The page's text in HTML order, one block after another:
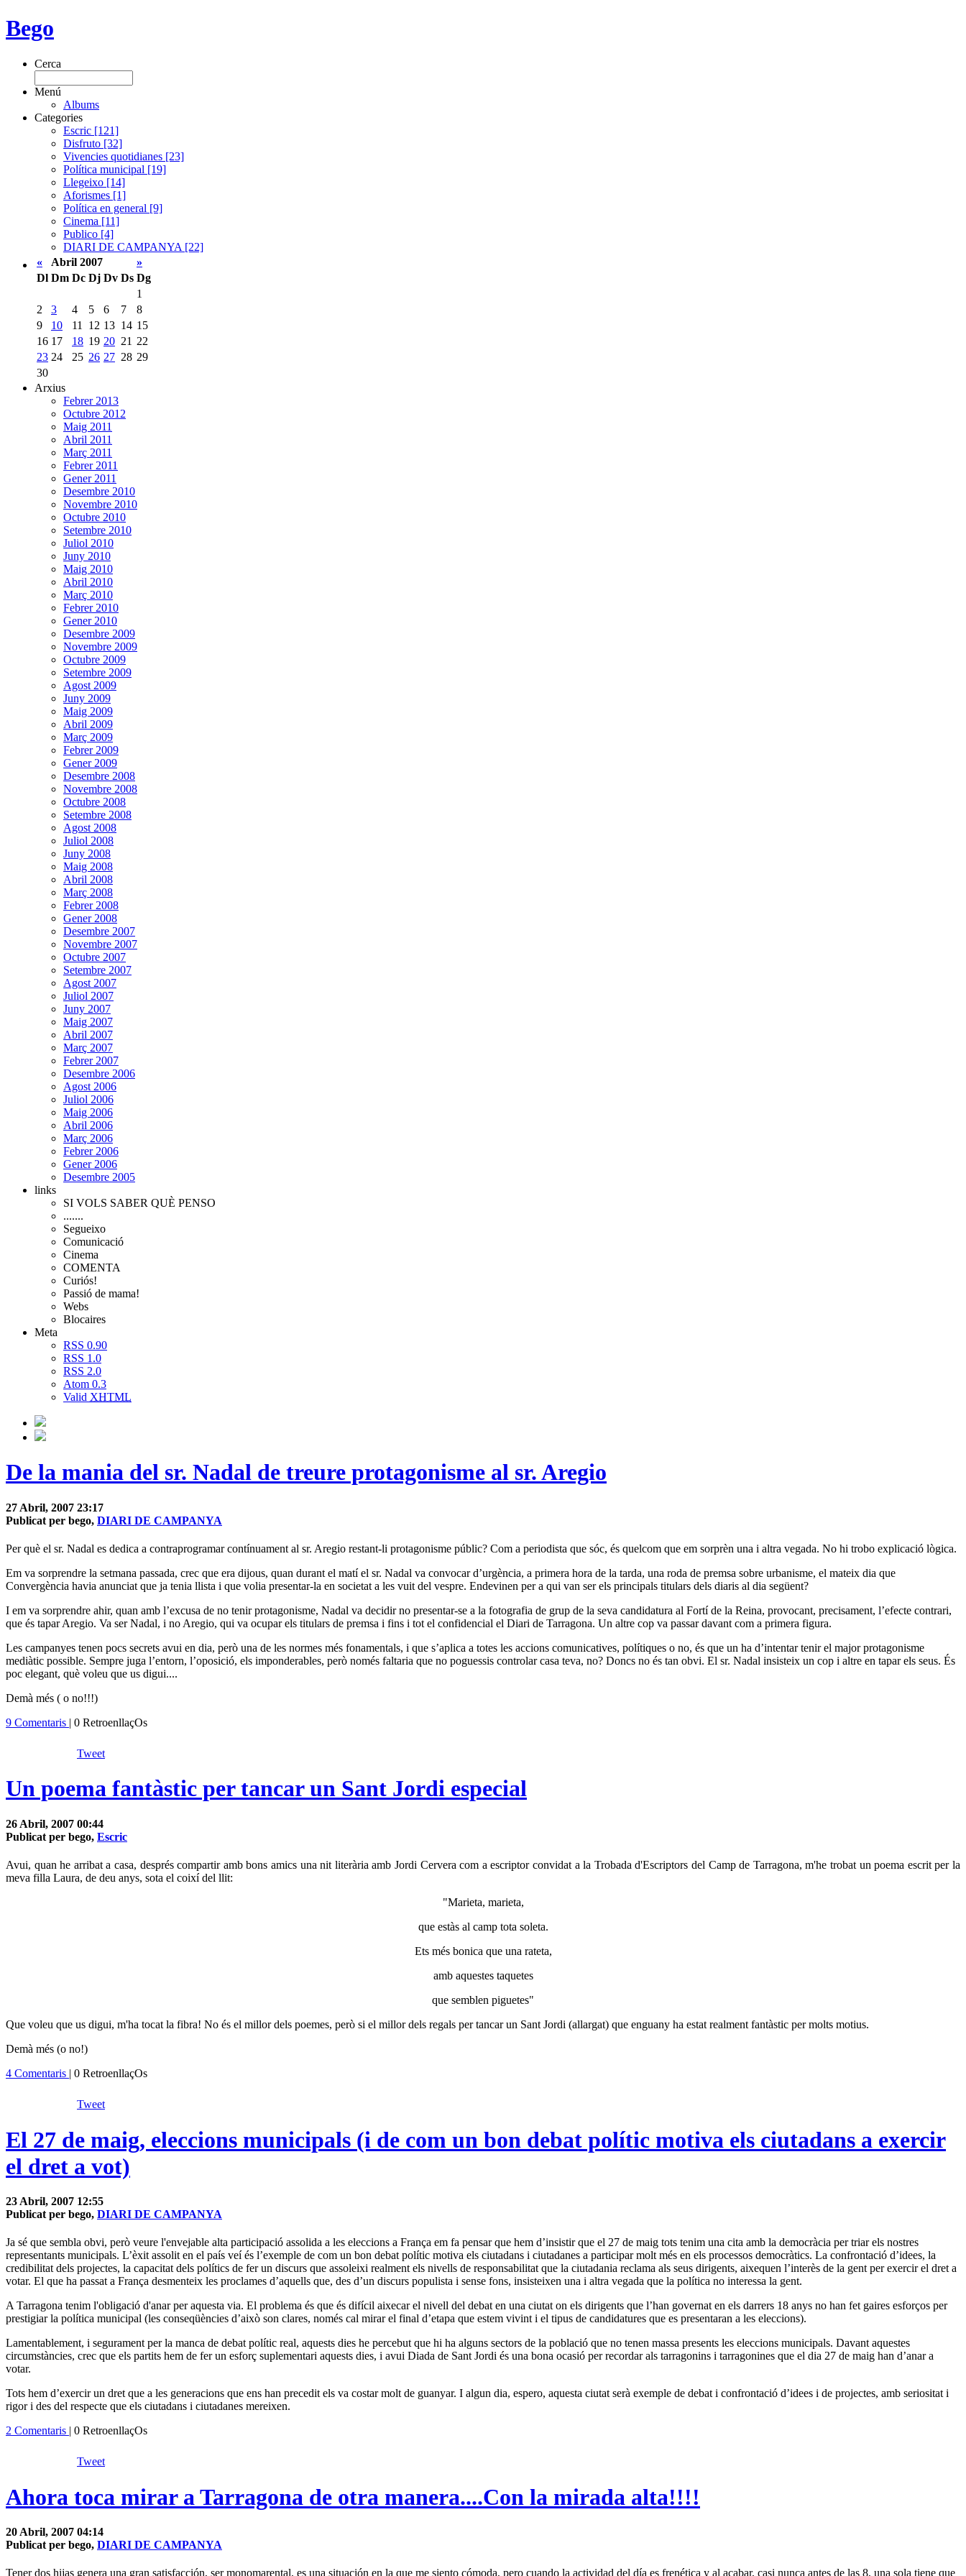
Bego
Cerca
Menú
Albums
Categories
Escric [121]
Disfruto [32]
Vivencies quotidianes [23]
Política municipal [19]
Llegeixo [14]
Aforismes [1]
Política en general [9]
Cinema [11]
Publico [4]
DIARI DE CAMPANYA [22]
«
Abril 2007
»
Dl Dm Dc Dj Dv Ds Dg
1
2
3 4 5 6 7
8
9
10 11 12 13 14 15
16 17 18 19 20 21 22
23 24 25 26 27 28 29
30
Arxius
Febrer 2013
Octubre 2012
Maig 2011
Abril 2011
Març 2011
Febrer 2011
Gener 2011
Desembre 2010
Novembre 2010
Octubre 2010
Setembre 2010
Juliol 2010
Juny 2010
Maig 2010
Abril 2010
Març 2010
Febrer 2010
Gener 2010
Desembre 2009
Novembre 2009
Octubre 2009
Setembre 2009
Agost 2009
Juny 2009
Maig 2009
Abril 2009
Març 2009
Febrer 2009
Gener 2009
Desembre 2008
Novembre 2008
Octubre 2008
Setembre 2008
Agost 2008
Juliol 2008
Juny 2008
Maig 2008
Abril 2008
Març 2008
Febrer 2008
Gener 2008
Desembre 2007
Novembre 2007
Octubre 2007
Setembre 2007
Agost 2007
Juliol 2007
Juny 2007
Maig 2007
Abril 2007
Març 2007
Febrer 2007
Desembre 2006
Agost 2006
Juliol 2006
Maig 2006
Abril 2006
Març 2006
Febrer 2006
Gener 2006
Desembre 2005
links
SI VOLS SABER QUÈ PENSO
.......
Segueixo
Comunicació
Cinema
COMENTA
Curiós!
Passió de mama!
Webs
Blocaires
Meta
RSS 0.90
RSS 1.0
RSS 2.0
Atom 0.3
Valid XHTML
De la mania del sr. Nadal de treure protagonisme al sr. Aregio
27 Abril, 2007 23:17
Publicat per bego, DIARI DE CAMPANYA
Per què el sr. Nadal es dedica a contraprogramar contínuament al sr. Aregio restant-li protagonisme públic? Com a periodista que sóc, és quelcom que em sorprèn una i altra vegada. No hi trobo explicació lògica.
Em va sorprendre la setmana passada, crec que era dijous, quan durant el matí el sr. Nadal va convocar d’urgència, a primera hora de la tarda, una roda de premsa sobre urbanisme, el mateix dia que
Convergència havia anunciat que ja tenia llista i que volia presentar-la en societat a les vuit del vespre. Endevinen per a qui van ser els principals titulars dels diaris al dia següent?
I em va sorprendre ahir, quan amb l’excusa de no tenir protagonisme, Nadal va decidir no presentar-se a la fotografia de grup de la seva candidatura al Fortí de la Reina, provocant, precisament, l’efecte contrari,
que és tapar Aregio. Va ser Nadal, i no Aregio, qui va ocupar els titulars de premsa i fins i tot el confidencial el Diari de Tarragona. Un altre cop va passar davant com a primera figura.
Les campanyes tenen pocs secrets avui en dia, però una de les normes més fonamentals, i que s’aplica a totes les accions comunicatives, polítiques o no, és que un ha d’intentar tenir el major protagonisme
mediàtic possible. Sempre juga l’entorn, l’oposició, els imponderables, però només faltaria que no poguessis controlar casa teva, no? Doncs no és tan obvi. El sr. Nadal insisteix un cop i altre en tapar els seus. És
poc elegant, què voleu que us digui....
Demà més ( o no!!!)
9 Comentaris | 0 RetroenllaçOs
Tweet
Un poema fantàstic per tancar un Sant Jordi especial
26 Abril, 2007 00:44
Publicat per bego, Escric
Avui, quan he arribat a casa, després compartir amb bons amics una nit literària amb Jordi Cervera com a escriptor convidat a la Trobada d'Escriptors del Camp de Tarragona, m'he trobat un poema escrit per la
meva filla Laura, de deu anys, sota el coixí del llit:
"Marieta, marieta,
que estàs al camp tota soleta.
Ets més bonica que una rateta,
amb aquestes taquetes
que semblen piguetes"
Que voleu que us digui, m'ha tocat la fibra! No és el millor dels poemes, però si el millor dels regals per tancar un Sant Jordi (allargat) que enguany ha estat realment fantàstic per molts motius.
Demà més (o no!)
4 Comentaris | 0 RetroenllaçOs
Tweet
El 27 de maig, eleccions municipals (i de com un bon debat polític motiva els ciutadans a exercir
el dret a vot)
23 Abril, 2007 12:55
Publicat per bego, DIARI DE CAMPANYA
Ja sé que sembla obvi, però veure l'envejable alta participació assolida a les eleccions a França em fa pensar que hem d’insistir que el 27 de maig tots tenim una cita amb la democràcia per triar els nostres
representants municipals. L’èxit assolit en el país veí és l’exemple de com un bon debat polític motiva els ciutadans i ciutadanes a participar molt més en els processos democràtics. La confrontació d’idees, la
credibilitat dels projectes, la capacitat dels polítics de fer un discurs que assoleixi realment els nivells de responsabilitat que la ciutadania reclama als seus dirigents, aixequen l’interès de la gent per exercir el dret a
votar. El que ha passat a França desmenteix les proclames d’aquells que, des d’un discurs populista i sense fons, insisteixen una i altra vegada que la política no interessa la gent.
A Tarragona tenim l'obligació d'anar per aquesta via. El problema és que és difícil aixecar el nivell del debat en una ciutat on els dirigents que l’han governat en els darrers 18 anys no han fet gaires esforços per
prestigiar la política municipal (les conseqüències d’això son clares, només cal mirar el final d’etapa que estem vivint i el tipus de candidatures que es presentaran a les eleccions).
Lamentablement, i segurament per la manca de debat polític real, aquests dies he percebut que hi ha alguns sectors de la població que no tenen massa presents les eleccions municipals. Davant aquestes
circumstàncies, crec que els partits hem de fer un esforç suplementari aquests dies, i avui Diada de Sant Jordi és una bona ocasió per recordar als tarragonins i tarragonines que el dia 27 de maig han d’anar a
votar.
Tots hem d’exercir un dret que a les generacions que ens han precedit els va costar molt de guanyar. I algun dia, espero, aquesta ciutat serà exemple de debat i confrontació d’idees i de projectes, amb seriositat i
rigor i des del respecte que els ciutadans i ciutadanes mereixen.
2 Comentaris | 0 RetroenllaçOs
Tweet
Ahora toca mirar a Tarragona de otra manera....Con la mirada alta!!!!
20 Abril, 2007 04:14
Publicat per bego, DIARI DE CAMPANYA
Tener dos hijas genera una gran satisfacción, ser monomarental, es una situación en la que me siento cómoda, pero cuando la actividad del día es frenética y al acabar, casi nunca antes de las 8, una sola tiene que